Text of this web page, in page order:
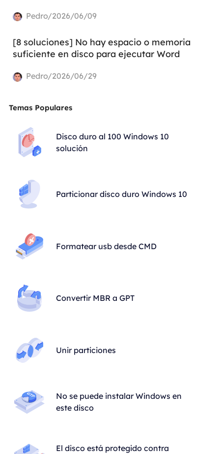
Pedro/2026/06/09
[8 soluciones] No hay espacio o memoria
suficiente en disco para ejecutar Word
Pedro/2026/06/29
Temas Populares
Disco duro al 100 Windows 10
solución
Particionar disco duro Windows 10
Formatear usb desde CMD
Convertir MBR a GPT
Unir particiones
No se puede instalar Windows en
este disco
El disco está protegido contra